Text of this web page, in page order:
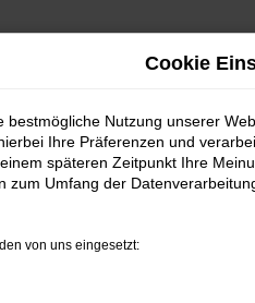
Cookie
bestmögliche Nutzung unserer
Ihre Präferenzen und
späteren Zeitpunkt Ihre
zum Umfang der
von uns eingesetzt: